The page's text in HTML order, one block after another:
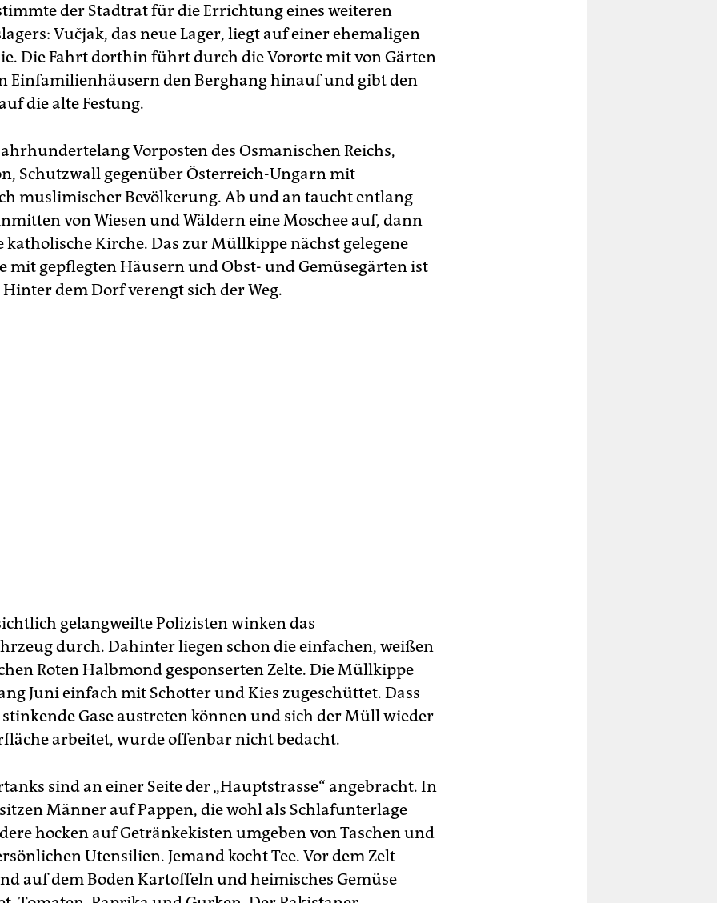
der Stadtrat für die Errichtung eines weiteren
Vučjak, das neue Lager, liegt auf einer ehemaligen
Die Fahrt dorthin führt durch die Vororte mit von Gärten
Einfamilienhäusern den Berghang hinauf und gibt den
die alte Festung.
Vorposten des Osmanischen Reichs,
Schutzwall gegenüber Österreich-Ungarn mit
muslimischer Bevölkerung. Ab und an taucht entlang
von Wiesen und Wäldern eine Moschee auf, dann
katholische Kirche. Das zur Müllkippe nächst gelegene
mit gepflegten Häusern und Obst- und Gemüsegärten ist
dem Dorf verengt sich der Weg.
gelangweilte Polizisten winken das
durch. Dahinter liegen schon die einfachen, weißen
Roten Halbmond gesponserten Zelte. Die Müllkippe
Juni einfach mit Schotter und Kies zugeschüttet. Dass
Gase austreten können und sich der Müll wieder
arbeitet, wurde offenbar nicht bedacht.
sind an einer Seite der „Hauptstrasse“ angebracht. In
Männer auf Pappen, die wohl als Schlafunterlage
hocken auf Getränkekisten umgeben von Taschen und
Utensilien. Jemand kocht Tee. Vor dem Zelt
auf dem Boden Kartoffeln und heimisches Gemüse